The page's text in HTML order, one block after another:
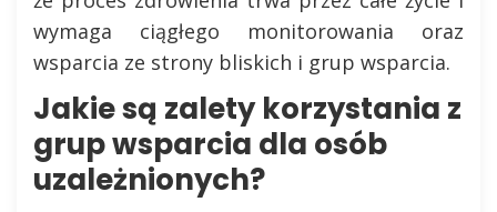
wymaga ciągłego monitorowania oraz
wsparcia ze strony bliskich i grup wsparcia.
Jakie są zalety korzystania z
grup wsparcia dla osób
uzależnionych?